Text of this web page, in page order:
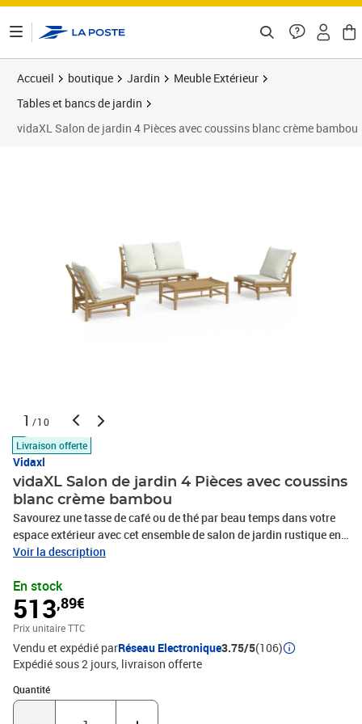
Accueil boutique Jardin
Meuble Extérieur
Tables et bancs de jardin
vidaXL Salon de jardin 4 Pièces avec coussins blanc crème bambou
1 /10
Livraison offerte
Vidaxl
vidaXL Salon de jardin 4 Pièces avec coussins
blanc crème bambou
Savourez une tasse de café ou de thé par beau temps dans votre
espace extérieur avec cet ensemble de salon de jardin rustique en
bambou ! Ensemble en bambou : le bambou est connu pour sa
option si l'on veut des meubles d'extérieur robustes fabriqués à
partir de matériaux naturels.Expérience d'assise confortable : le
dossier ajoute un confort d'assise supplémentaire pour l'ensemble
de canapé de jardin. De plus, les coussins d'assise et de dossier
moelleux offrent un confort pendant votre temps d'assise.Table
pratique : la table robuste est parfaite pour placer des repas, des
boissons et d'autres objets décoratifs.Conception modulaire :
l'ensemble de salon est flexible et facile à déplacer, vous pouvez
Voir la description
En stock
513,89€
Prix unitaire TTC
Vendu et expédié parRéseau Electronique3.75/5(106)
Expédié sous 2 jours livraison offerte
Quantité
Quantité : 1